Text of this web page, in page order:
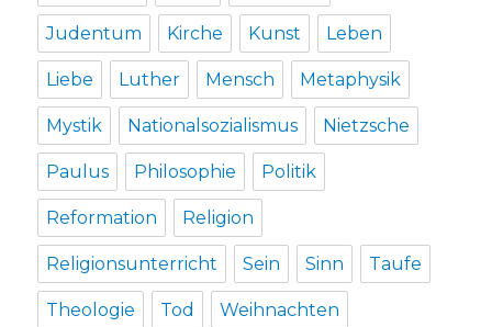
Judentum Kirche Kunst Leben
Liebe Luther Mensch Metaphysik
Mystik Nationalsozialismus Nietzsche
Paulus Philosophie Politik
Reformation Religion
Religionsunterricht Sein Sinn Taufe
Theologie Tod Weihnachten